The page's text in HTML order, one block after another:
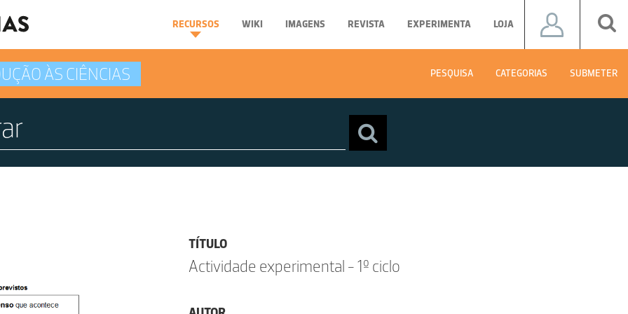
RECURSOS WIKI IMAGENS REVISTA EXPERIMENTA LOJA
ÀS CIÊNCIAS PESQUISA CATEGORIAS SUBMETER
TÍTULO
Actividade experimental - 1º ciclo